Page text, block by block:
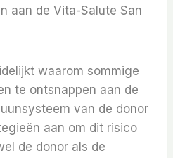
aan de Vita-Salute San
waarom sommige
te ontsnappen aan de
van de donor
aan om dit risico
de donor als de